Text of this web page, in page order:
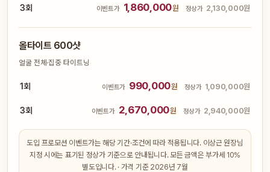
3회 이벤트가 1,860,000원 정상가 2,130,000원
올타이트 600샷
얼굴 전체·집중 타이트닝
1회 이벤트가 990,000원 정상가 1,090,000원
3회 이벤트가 2,670,000원 정상가 2,940,000원
도입 프로모션 이벤트가는 해당 기간·조건에 따라 적용됩니다. 이상근 원장님
지정 시에는 표기된 정상가 기준으로 안내됩니다. 모든 금액은 부가세 10%
별도입니다. · 가격 기준 2026년 7월